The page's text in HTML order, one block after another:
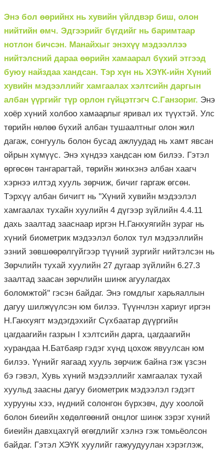
Энэ бол өөрийнх нь хувийн үйлдвэр биш, олон
нийтийн өмч. Эдгээрийг бүгдийг нь баримтаар
нотлон бичсэн. Манайхыг энэхүү мэдээллээ
нийтэлсний дараа өөрийн хамаарал бүхий этгээд
буюу найздаа хандсан. Тэр хүн нь ХЭҮК-ийн Хүний
хувийн мэдээллийг хамгаалах хэлтсийн даргын
албан үүргийг түр орлон гүйцэтгэгч С.Ганзориг. Энэ
хоёр хүний холбоо хамаарлыг яривал их түүхтэй. Улс
төрийн нөлөө бүхий албан тушаалтныг олон жил
дагаж, сонгууль болон бусад ажлуудад нь хамт явсан
ойрын хүмүүс. Энэ хүндээ хандсан юм билээ. Гэтэл
өргөсөн тангарагтай, төрийн жинхэнэ албан хаагч
хэрнээ илтэд хууль зөрчиж, бичиг гаргаж өгсөн.
Тэрхүү албан бичигт нь "Хүний хувийн мэдээлэл
хамгаалах тухайн хуулийн 4 дүгээр зүйлийн 4.4.11
дахь заалтад зааснаар иргэн Н.Ганхуягийн зураг нь
хүний биометрик мэдээлэл болох тул мэдээллийн
эзний зөвшөөрөлгүйгээр түүний зургийг нийтэлсэн нь
Зөрчлийн тухай хуулийн 27 дугаар зүйлийн 6.27.3
заалтад заасан зөрчлийн шинж агуулагдах
боломжтой" гэсэн байдаг. Энэ гомдлыг харьяаллын
дагуу шилжүүлсэн юм билээ. Түүнчлэн хариуг иргэн
Н.Ганхуягт мэдэгдэхийг Сүхбаатар дүүргийн
цагдаагийн газрын I хэлтсийн дарга, цагдаагийн
хурандаа Н.Батбаяр гэдэг хүнд цохож явуулсан юм
билээ. Үүнийг яагаад хууль зөрчиж байна гэж үзсэн
бэ гэвэл, Хувь хүний мэдээллийг хамгаалах тухай
хуульд заасны дагуу биометрик мэдээлэл гэдэгт
хурууны хээ, нүдний солонгон бүрхэвч, дуу хоолой
болон биеийн хөдөлгөөний онцлог шинж зэрэг хүний
биеийн давхцахгүй өгөгдлийг хэлнэ гэж томьёолсон
байдаг. Гэтэл ХЭҮК хуулийг гажуудуулан хэрэглэж,